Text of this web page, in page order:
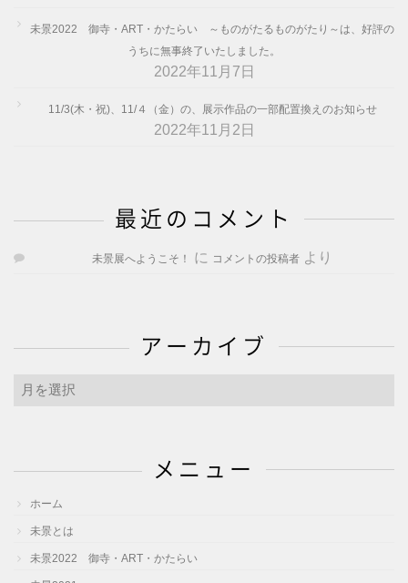
未景2022 御寺・ART・かたらい ～ものがたるものがたり～は、好評の
うちに無事終了いたしました。
2022年11月7日
11/3(木・祝)、11/４（金）の、展示作品の一部配置換えのお知らせ
2022年11月2日
最近のコメント
未景展へようこそ！ に コメントの投稿者 より
アーカイブ
ア
ブ
メニュー
ホーム
未景とは
未景2022 御寺・ART・かたらい